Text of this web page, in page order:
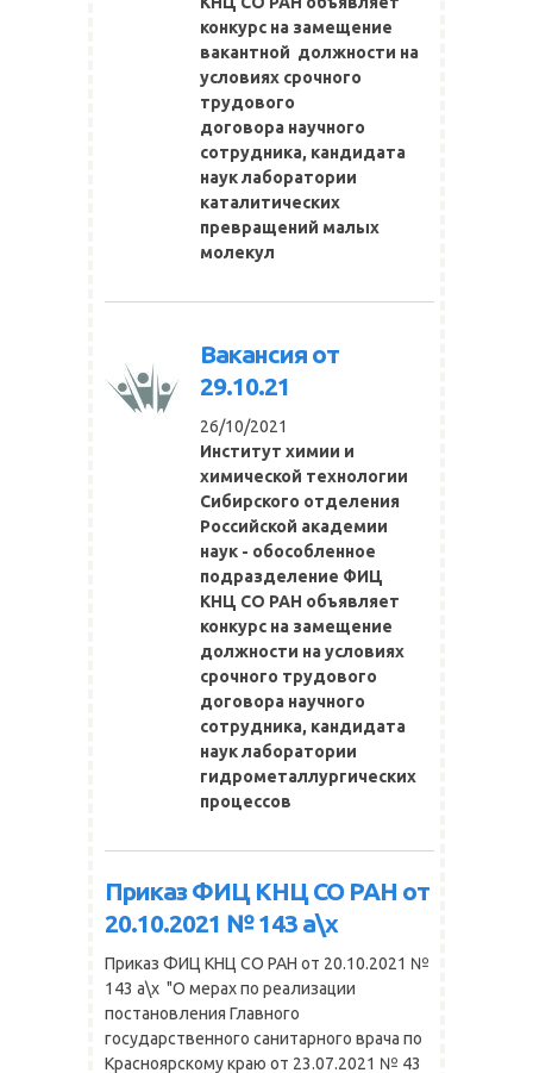
конкурс на замещение
вакантной должности на
условиях срочного
трудового
договора научного
сотрудника, кандидата
наук лаборатории
каталитических
превращений малых
молекул
Вакансия от
29.10.21
26/10/2021
Институт химии и
химической технологии
Сибирского отделения
Российской академии
наук - обособленное
подразделение ФИЦ
КНЦ СО РАН объявляет
конкурс на замещение
должности на условиях
срочного трудового
договора научного
сотрудника, кандидата
наук лаборатории
гидрометаллургических
процессов
Приказ ФИЦ КНЦ СО РАН от
20.10.2021 № 143 а\х
Приказ ФИЦ КНЦ СО РАН от 20.10.2021 №
143 а\х "О мерах по реализации
постановления Главного
государственного санитарного врача по
Красноярскому краю от 23.07.2021 № 43